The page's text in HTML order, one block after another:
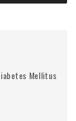
Mellitus